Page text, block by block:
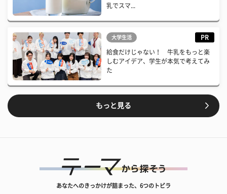
乳でスマ...
大学生活 PR
給食だけじゃない！ 牛乳をもっと楽
しむアイデア、学生が本気で考えてみ
た
もっと見る
あなたへのきっかけが詰まった、6つのトビラ